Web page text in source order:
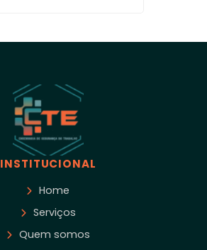
INSTITUCIONAL
Home
Serviços
Quem somos